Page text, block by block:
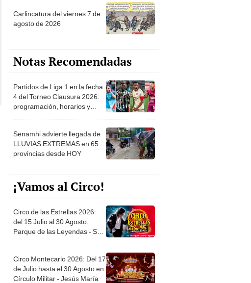
Carlincatura del viernes 7 de
agosto de 2026
Notas Recomendadas
Partidos de Liga 1 en la fecha
4 del Torneo Clausura 2026:
programación, horarios y
Senamhi advierte llegada de
LLUVIAS EXTREMAS en 65
provincias desde HOY
¡Vamos al Circo!
Circo de las Estrellas 2026:
del 15 Julio al 30 Agosto.
Parque de las Leyendas - San
Circo Montecarlo 2026: Del 17
de Julio hasta el 30 Agosto en
Círculo Militar - Jesús María